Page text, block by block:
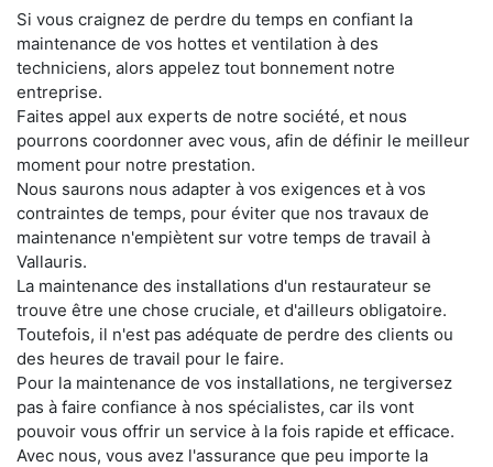
Si vous craignez de perdre du temps en confiant la
maintenance de vos hottes et ventilation à des
techniciens, alors appelez tout bonnement notre
entreprise.
Faites appel aux experts de notre société, et nous
pourrons coordonner avec vous, afin de définir le meilleur
moment pour notre prestation.
Nous saurons nous adapter à vos exigences et à vos
contraintes de temps, pour éviter que nos travaux de
maintenance n'empiètent sur votre temps de travail à
Vallauris.
La maintenance des installations d'un restaurateur se
trouve être une chose cruciale, et d'ailleurs obligatoire.
Toutefois, il n'est pas adéquate de perdre des clients ou
des heures de travail pour le faire.
Pour la maintenance de vos installations, ne tergiversez
pas à faire confiance à nos spécialistes, car ils vont
pouvoir vous offrir un service à la fois rapide et efficace.
Avec nous, vous avez l'assurance que peu importe la